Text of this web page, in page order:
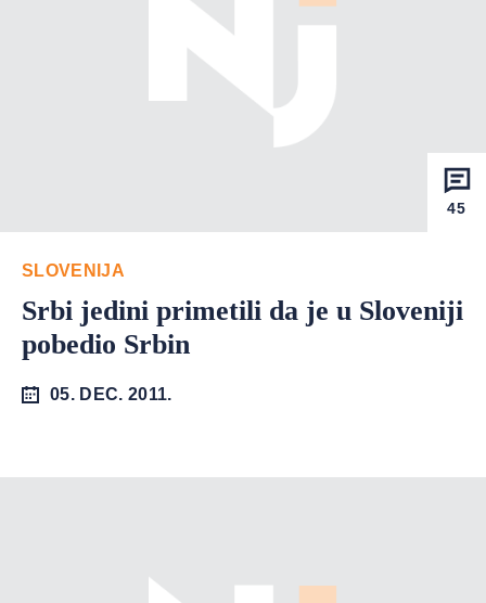
45
SLOVENIJA
Srbi jedini primetili da je u Sloveniji
pobedio Srbin
05. DEC. 2011.